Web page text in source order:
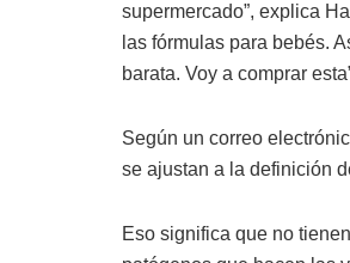
supermercado”, explica
las fórmulas para bebés.
barata. Voy a comprar
Según un correo
se ajustan a la definición
Eso significa que no